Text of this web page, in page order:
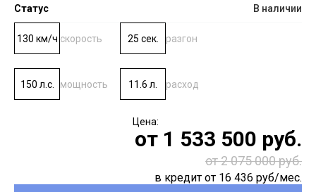
Статус В наличии
130 км/ч скорость 25 сек. разгон
150 л.с. мощность 11.6 л. расход
от 1 533 500 руб.
от 2 075 000 руб.
в кредит от 16 436 руб/мес.